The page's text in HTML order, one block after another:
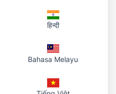
हिन्दी
Bahasa Melayu